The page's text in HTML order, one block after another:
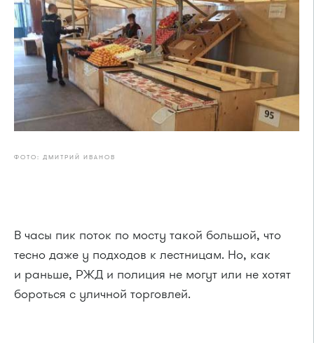
ФОТО: ДМИТРИЙ ИВАНОВ
В часы пик поток по мосту такой большой, что
тесно даже у подходов к лестницам. Но, как
и раньше, РЖД и полиция не могут или не хотят
бороться с уличной торговлей.